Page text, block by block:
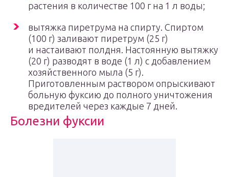
растения в количестве 100 г на 1 л воды;
вытяжка пиретрума на спирту. Спиртом
(100 г) заливают пиретрум (25 г)
и настаивают полдня. Настоянную вытяжку
(20 г) разводят в воде (1 л) с добавлением
хозяйственного мыла (5 г).
Приготовленным раствором опрыскивают
больную фуксию до полного уничтожения
вредителей через каждые 7 дней.
Болезни фуксии